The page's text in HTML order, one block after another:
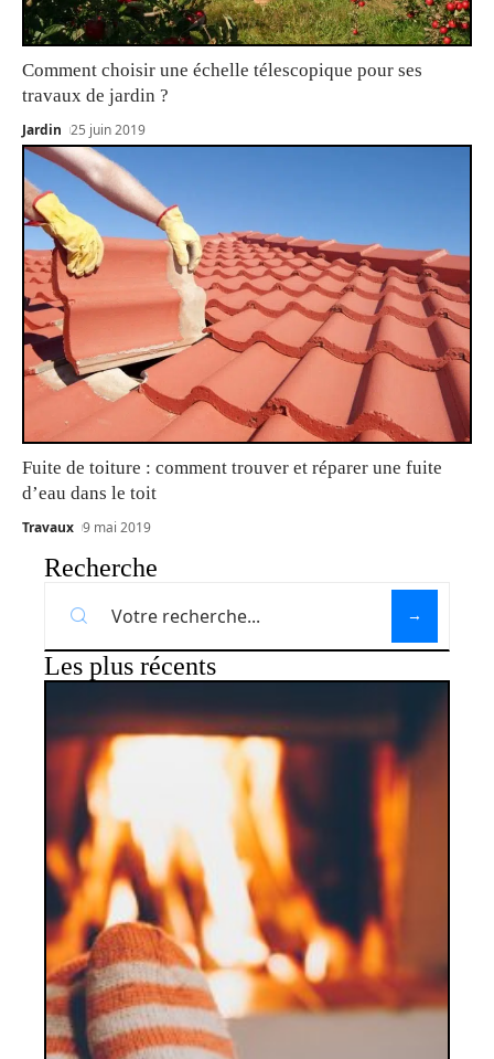
Comment choisir une échelle télescopique pour ses
travaux de jardin ?
Jardin 25 juin 2019
Fuite de toiture : comment trouver et réparer une fuite
d’eau dans le toit
Travaux 9 mai 2019
Recherche
Les plus récents